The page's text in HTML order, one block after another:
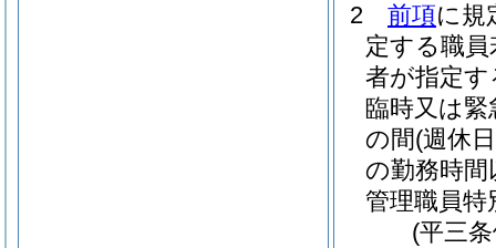
2
前項に規
定する職
者が指定
臨時又は
の間(週休
の勤務時
管理職員特
(平三